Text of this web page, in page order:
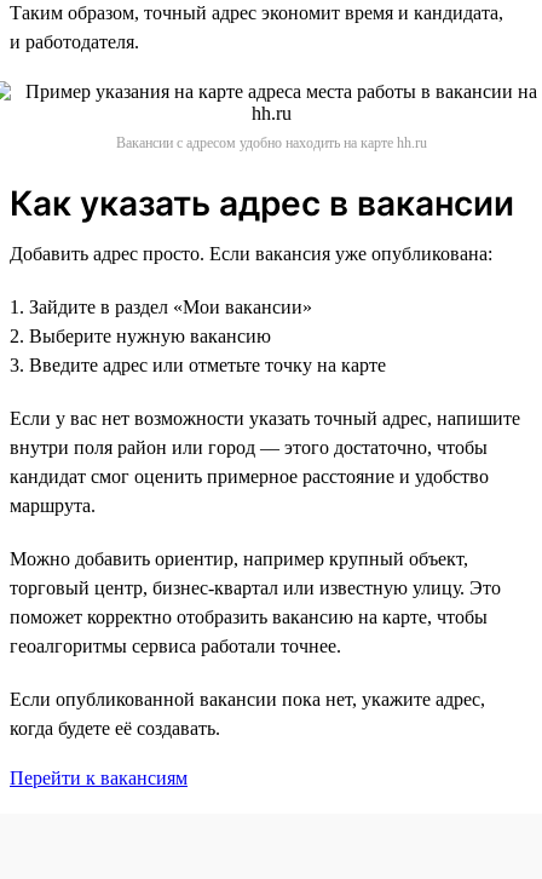
Таким образом, точный адрес экономит время и кандидата,
и работодателя.
Вакансии с адресом удобно находить на карте hh.ru
Как указать адрес в вакансии
Добавить адрес просто. Если вакансия уже опубликована:
1. Зайдите в раздел «Мои вакансии»
2. Выберите нужную вакансию
3. Введите адрес или отметьте точку на карте
Если у вас нет возможности указать точный адрес, напишите
внутри поля район или город — этого достаточно, чтобы
кандидат смог оценить примерное расстояние и удобство
маршрута.
Можно добавить ориентир, например крупный объект,
торговый центр, бизнес-квартал или известную улицу. Это
поможет корректно отобразить вакансию на карте, чтобы
геоалгоритмы сервиса работали точнее.
Если опубликованной вакансии пока нет, укажите адрес,
когда будете её создавать.
Перейти к вакансиям